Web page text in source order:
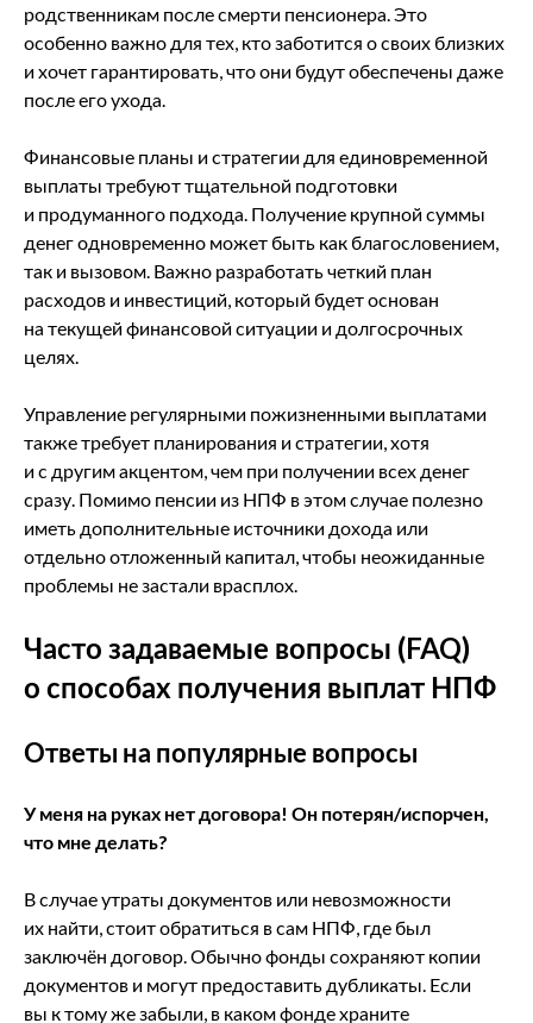
родственникам после смерти пенсионера. Это
особенно важно для тех, кто заботится о своих близких
и хочет гарантировать, что они будут обеспечены даже
после его ухода.
Финансовые планы и стратегии для единовременной
выплаты требуют тщательной подготовки
и продуманного подхода. Получение крупной суммы
денег одновременно может быть как благословением,
так и вызовом. Важно разработать четкий план
расходов и инвестиций, который будет основан
на текущей финансовой ситуации и долгосрочных
целях.
Управление регулярными пожизненными выплатами
также требует планирования и стратегии, хотя
и с другим акцентом, чем при получении всех денег
сразу. Помимо пенсии из НПФ в этом случае полезно
иметь дополнительные источники дохода или
отдельно отложенный капитал, чтобы неожиданные
проблемы не застали врасплох.
Часто задаваемые вопросы (FAQ)
о способах получения выплат НПФ
Ответы на популярные вопросы
У меня на руках нет договора! Он потерян/испорчен,
что мне делать?
В случае утраты документов или невозможности
их найти, стоит обратиться в сам НПФ, где был
заключён договор. Обычно фонды сохраняют копии
документов и могут предоставить дубликаты. Если
вы к тому же забыли, в каком фонде храните